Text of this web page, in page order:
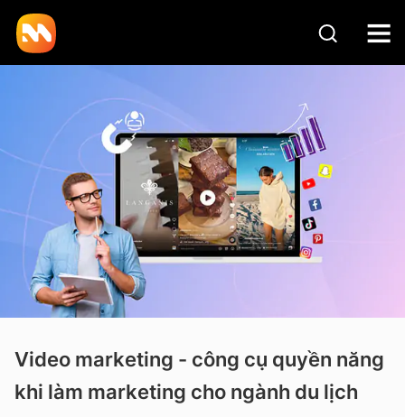
Video marketing - công cụ quyền năng
khi làm marketing cho ngành du lịch